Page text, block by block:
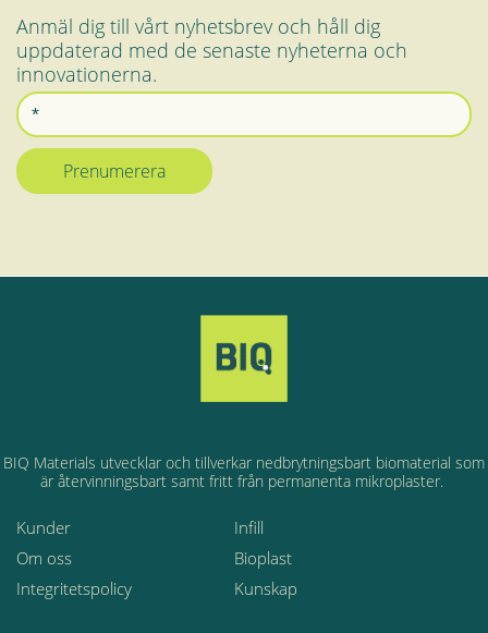
Anmäl dig till vårt nyhetsbrev och håll dig
uppdaterad med de senaste nyheterna och
innovationerna.
BIQ Materials utvecklar och tillverkar nedbrytningsbart biomaterial som
är återvinningsbart samt fritt från permanenta mikroplaster.
Kunder
Om oss
Integritetspolicy
Infill
Bioplast
Kunskap